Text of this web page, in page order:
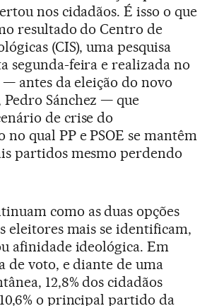
nos cidadãos. É isso o que
resultado do Centro de
(CIS), uma pesquisa
segunda-feira e realizada no
antes da eleição do novo
Pedro Sánchez — que
de crise do
qual PP e PSOE se mantêm
partidos mesmo perdendo
como as duas opções
eleitores mais se identificam,
afinidade ideológica. Em
de voto, e diante de uma
12,8% dos cidadãos
o principal partido da